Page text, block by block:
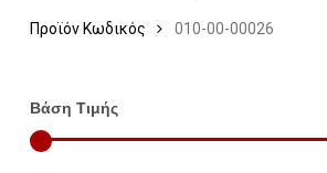
Προϊόν Κωδικός 010-00-00026
Βάση Τιμής